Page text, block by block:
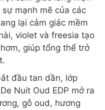
mạnh mẽ của các
lại cảm giác mềm
violet và freesia tạo
giúp tổng thể trở
đầu tan dần, lớp
Nuit Oud EDP mở ra
gỗ oud, hương